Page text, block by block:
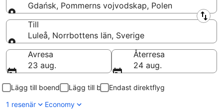
Gdańsk, Pommerns vojvodskap, Polen
Från
Till
Luleå, Norrbottens län, Sverige
Till
Avresa
23 aug.
Återresa
24 aug.
Lägg till boende Lägg till bil
Endast direktflyg
1 resenär
Economy